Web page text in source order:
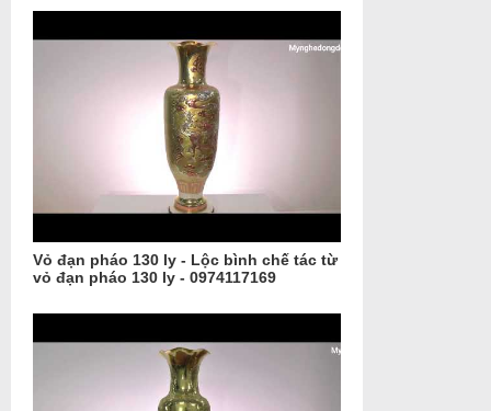
Vỏ đạn pháo 130 ly - Lộc bình chế tác từ
vỏ đạn pháo 130 ly - 0974117169